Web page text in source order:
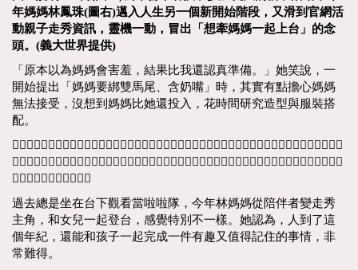
年媽媽林鳳珠(圖右)邁入人生另一個新開始階段，又滑到官網活
動親子走秀資訊，靈機一動，冒出「想牽媽媽一起上台」的念
頭。(義大世界提供)
「原本以為媽媽會害羞，結果比我還認真準備。」她笑說，一
開始提出「媽媽要綁雙馬尾、含奶嘴」時，其實有點擔心媽媽
無法接受，沒想到媽媽比她還投入，花時間研究造型與服裝搭
配。
𦭳喬提到，媽媽年輕時就是個會打扮的人，即使工作、家庭兩頭忙，依然把生活整理得井井有條，總把女
兒打扮得像小公主。現在自己成為母親後，才慢慢理解媽媽當年的辛苦與用心，體會那些曾經覺得嚴格的
教養，其實背後都是愛。
過去總是坐在台下觀看當啦啦隊，今年林媽媽從陪伴者變走秀
主角，和女兒一起登台，感覺特別不一樣。她認為，人到了這
個年紀，還能和孩子一起完成一件有趣又值得記住的事情，非
常難得。